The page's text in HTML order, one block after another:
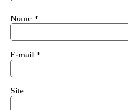
Nome *
E-mail *
Site